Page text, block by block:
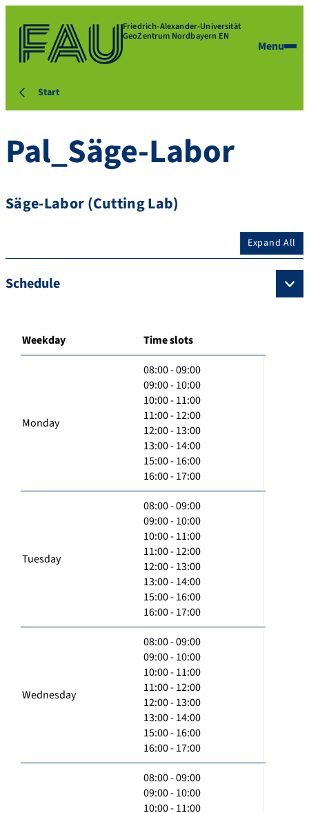
Friedrich-Alexander-Universität
GeoZentrum Nordbayern EN
Menu
Start
Pal_Säge-Labor
Säge-Labor (Cutting Lab)
Expand All
Schedule
Weekday Time slots
Monday
08:00 - 09:00
09:00 - 10:00
10:00 - 11:00
11:00 - 12:00
12:00 - 13:00
13:00 - 14:00
15:00 - 16:00
16:00 - 17:00
Tuesday
08:00 - 09:00
09:00 - 10:00
10:00 - 11:00
11:00 - 12:00
12:00 - 13:00
13:00 - 14:00
15:00 - 16:00
16:00 - 17:00
Wednesday
08:00 - 09:00
09:00 - 10:00
10:00 - 11:00
11:00 - 12:00
12:00 - 13:00
13:00 - 14:00
15:00 - 16:00
16:00 - 17:00
08:00 - 09:00
09:00 - 10:00
10:00 - 11:00